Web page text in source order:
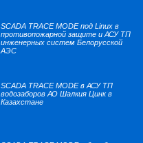
SCADA TRACE MODE под Linux в
противопожарной защите и АСУ ТП
инженерных систем Белорусской
АЭС
SCADA TRACE MODE в АСУ ТП
водозаборов АО Шалкия Цинк в
Казахстане